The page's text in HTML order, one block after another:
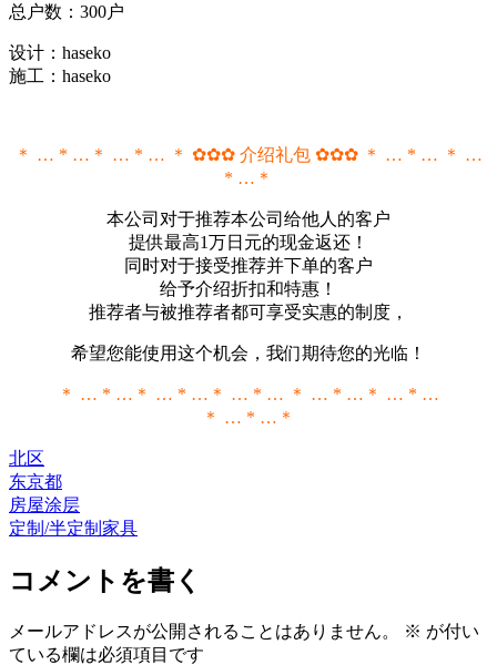
总户数：300户
设计：haseko
施工：haseko
＊ … * …＊ … * … ＊ ✿✿✿ 介绍礼包 ✿✿✿ ＊ … * … ＊ …
* …＊
本公司对于推荐本公司给他人的客户
提供最高1万日元的现金返还！
同时对于接受推荐并下单的客户
给予介绍折扣和特惠！
推荐者与被推荐者都可享受实惠的制度，
希望您能使用这个机会，我们期待您的光临！
＊ … * …＊ … * …＊ … * … ＊ … * …＊ … * …
＊ … * …＊
北区
东京都
房屋涂层
定制/半定制家具
コメントを書く
メールアドレスが公開されることはありません。 ※ が付い
ている欄は必須項目です